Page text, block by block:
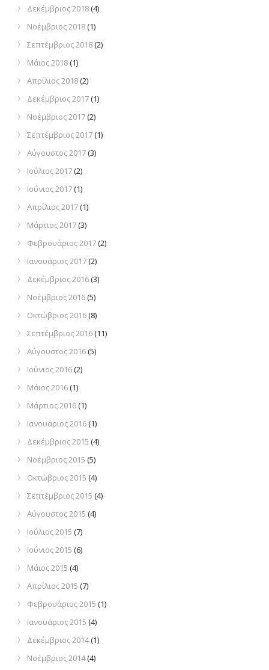
Δεκέμβριος 2018(4)
Νοέμβριος 2018(1)
Σεπτέμβριος 2018(2)
Μάιος 2018(1)
Απρίλιος 2018(2)
Δεκέμβριος 2017(1)
Νοέμβριος 2017(2)
Σεπτέμβριος 2017(1)
Αύγουστος 2017(3)
Ιούλιος 2017(2)
Ιούνιος 2017(1)
Απρίλιος 2017(1)
Μάρτιος 2017(3)
Φεβρουάριος 2017(2)
Ιανουάριος 2017(2)
Δεκέμβριος 2016(3)
Νοέμβριος 2016(5)
Οκτώβριος 2016(8)
Σεπτέμβριος 2016(11)
Αύγουστος 2016(5)
Ιούνιος 2016(2)
Μάιος 2016(1)
Μάρτιος 2016(1)
Ιανουάριος 2016(1)
Δεκέμβριος 2015 (4)
Νοέμβριος 2015 (5)
Οκτώβριος 2015 (4)
Σεπτέμβριος 2015 (4)
Αύγουστος 2015 (4)
Ιούλιος 2015 (7)
Ιούνιος 2015 (6)
Μάιος 2015 (4)
Απρίλιος 2015 (7)
Φεβρουάριος 2015 (1)
Ιανουάριος 2015 (4)
Δεκέμβριος 2014(1)
Νοέμβριος 2014(4)